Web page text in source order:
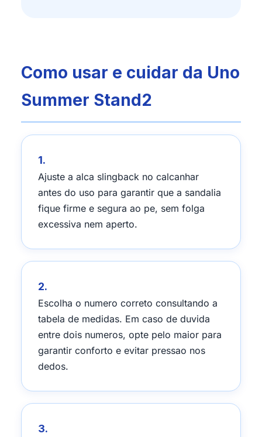
Como usar e cuidar da Uno
Summer Stand2
1.
Ajuste a alca slingback no calcanhar
antes do uso para garantir que a sandalia
fique firme e segura ao pe, sem folga
excessiva nem aperto.
2.
Escolha o numero correto consultando a
tabela de medidas. Em caso de duvida
entre dois numeros, opte pelo maior para
garantir conforto e evitar pressao nos
dedos.
3.